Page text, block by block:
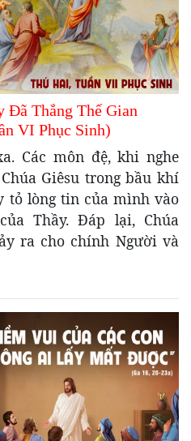
Đã Thắng Thế Gian
VI Phục Sinh)
Các môn đệ, khi nghe
Giêsu trong bầu khí
tỏ lòng tin của mình vào
Thầy. Đáp lại, Chúa
ra cho chính Người và